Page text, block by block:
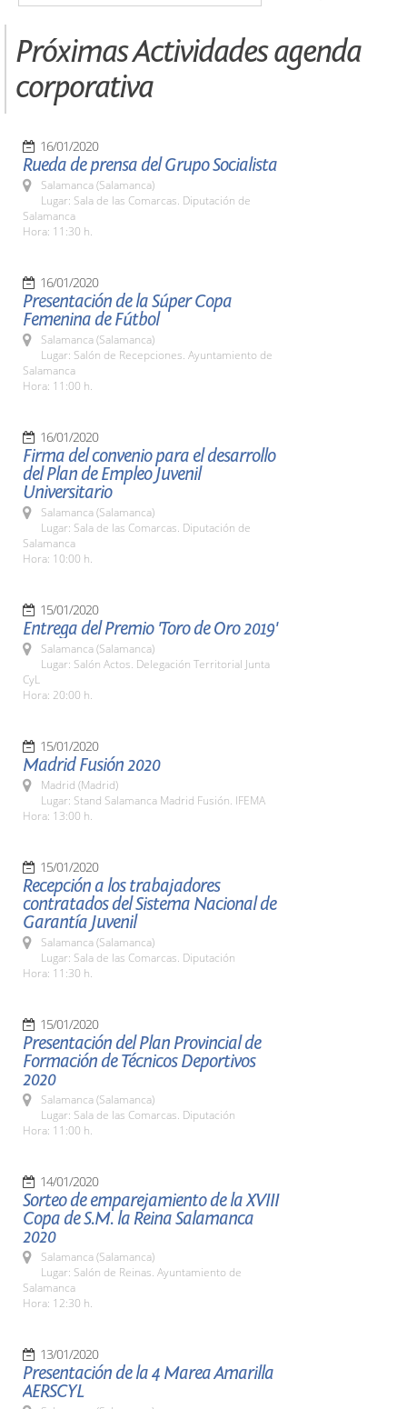
Próximas Actividades agenda
corporativa
16/01/2020
Rueda de prensa del Grupo Socialista
Salamanca (Salamanca)
Lugar: Sala de las Comarcas. Diputación de
Salamanca
Hora: 11:30 h.
16/01/2020
Presentación de la Súper Copa
Femenina de Fútbol
Salamanca (Salamanca)
Lugar: Salón de Recepciones. Ayuntamiento de
Salamanca
Hora: 11:00 h.
16/01/2020
Firma del convenio para el desarrollo
del Plan de Empleo Juvenil
Universitario
Salamanca (Salamanca)
Lugar: Sala de las Comarcas. Diputación de
Salamanca
Hora: 10:00 h.
15/01/2020
Entrega del Premio 'Toro de Oro 2019'
Salamanca (Salamanca)
Lugar: Salón Actos. Delegación Territorial Junta
CyL
Hora: 20:00 h.
15/01/2020
Madrid Fusión 2020
Madrid (Madrid)
Lugar: Stand Salamanca Madrid Fusión. IFEMA
Hora: 13:00 h.
15/01/2020
Recepción a los trabajadores
contratados del Sistema Nacional de
Garantía Juvenil
Salamanca (Salamanca)
Lugar: Sala de las Comarcas. Diputación
Hora: 11:30 h.
15/01/2020
Presentación del Plan Provincial de
Formación de Técnicos Deportivos
2020
Salamanca (Salamanca)
Lugar: Sala de las Comarcas. Diputación
Hora: 11:00 h.
14/01/2020
Sorteo de emparejamiento de la XVIII
Copa de S.M. la Reina Salamanca
2020
Salamanca (Salamanca)
Lugar: Salón de Reinas. Ayuntamiento de
Salamanca
Hora: 12:30 h.
13/01/2020
Presentación de la 4 Marea Amarilla
AERSCYL